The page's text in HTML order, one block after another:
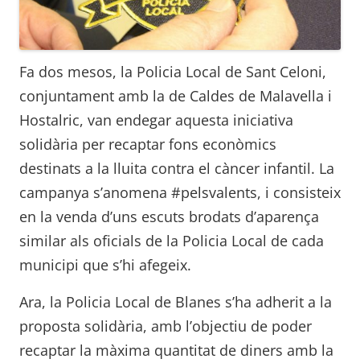
Fa dos mesos, la Policia Local de Sant Celoni,
conjuntament amb la de Caldes de Malavella i
Hostalric, van endegar aquesta iniciativa
solidària per recaptar fons econòmics
destinats a la lluita contra el càncer infantil. La
campanya s’anomena #pelsvalents, i consisteix
en la venda d’uns escuts brodats d’aparença
similar als oficials de la Policia Local de cada
municipi que s’hi afegeix.
Ara, la Policia Local de Blanes s’ha adherit a la
proposta solidària, amb l’objectiu de poder
recaptar la màxima quantitat de diners amb la